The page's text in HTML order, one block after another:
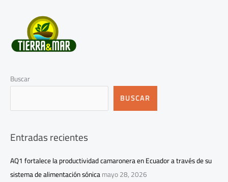
Buscar
BUSCAR
Entradas recientes
AQ1 fortalece la productividad camaronera en Ecuador a través de su
sistema de alimentación sónicamayo 28, 2026